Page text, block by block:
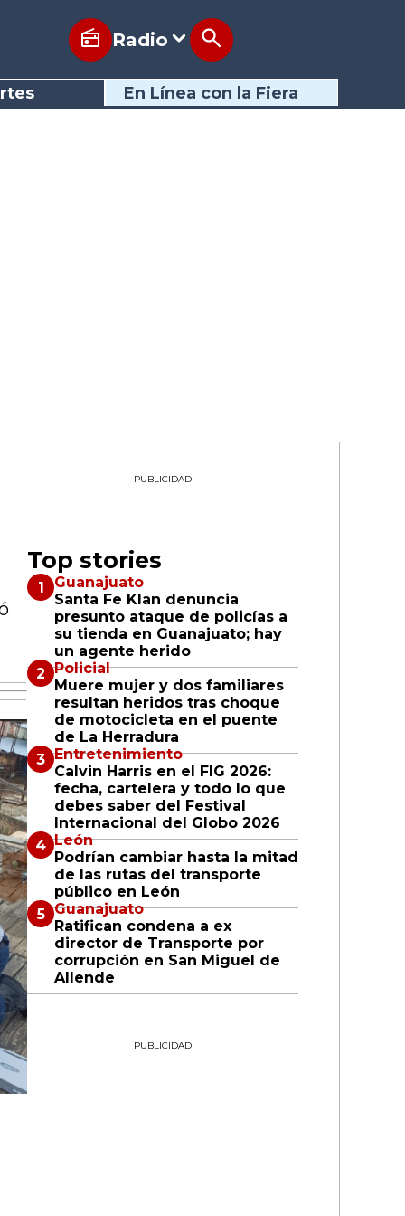
Radio
En Línea con la Fiera
PUBLICIDAD
Top stories
Guanajuato
Santa Fe Klan denuncia
presunto ataque de policías a
su tienda en Guanajuato; hay
un agente herido
Policial
Muere mujer y dos familiares
resultan heridos tras choque
de motocicleta en el puente
de La Herradura
Entretenimiento
Calvin Harris en el FIG 2026:
fecha, cartelera y todo lo que
debes saber del Festival
Internacional del Globo 2026
León
Podrían cambiar hasta la mitad
de las rutas del transporte
público en León
Guanajuato
Ratifican condena a ex
director de Transporte por
corrupción en San Miguel de
Allende
PUBLICIDAD